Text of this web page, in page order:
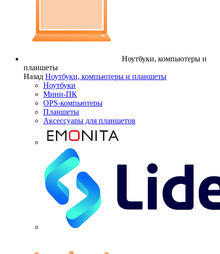
Ноутбуки, компьютеры и
планшеты
Назад Ноутбуки, компьютеры и планшеты
Ноутбуки
Мини-ПК
OPS-компьютеры
Планшеты
Аксессуары для планшетов